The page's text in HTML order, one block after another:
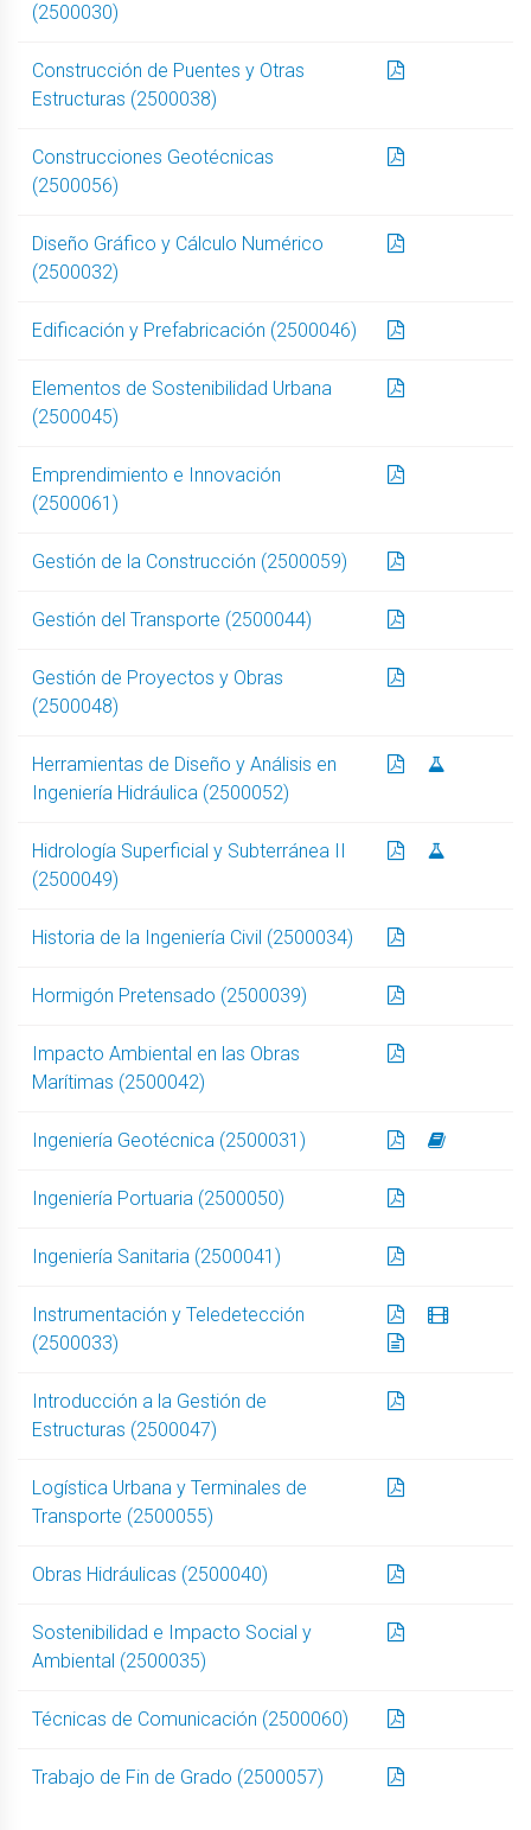
(2500030)
Construcción de Puentes y Otras
Estructuras (2500038)
Construcciones Geotécnicas
(2500056)
Diseño Gráfico y Cálculo Numérico
(2500032)
Edificación y Prefabricación (2500046)
Elementos de Sostenibilidad Urbana
(2500045)
Emprendimiento e Innovación
(2500061)
Gestión de la Construcción (2500059)
Gestión del Transporte (2500044)
Gestión de Proyectos y Obras
(2500048)
Herramientas de Diseño y Análisis en
Ingeniería Hidráulica (2500052)
Hidrología Superficial y Subterránea II
(2500049)
Historia de la Ingeniería Civil (2500034)
Hormigón Pretensado (2500039)
Impacto Ambiental en las Obras
Marítimas (2500042)
Ingeniería Geotécnica (2500031)
Ingeniería Portuaria (2500050)
Ingeniería Sanitaria (2500041)
Instrumentación y Teledetección
(2500033)
Introducción a la Gestión de
Estructuras (2500047)
Logística Urbana y Terminales de
Transporte (2500055)
Obras Hidráulicas (2500040)
Sostenibilidad e Impacto Social y
Ambiental (2500035)
Técnicas de Comunicación (2500060)
Trabajo de Fin de Grado (2500057)